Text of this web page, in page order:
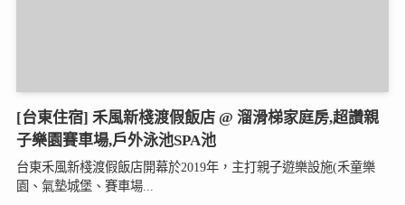
[台東住宿] 禾風新棧渡假飯店 @ 溜滑梯家庭房,超讚親
子樂園賽車場,戶外泳池SPA池
台東禾風新棧渡假飯店開幕於2019年，主打親子遊樂設施(禾童樂
園、氣墊城堡、賽車場...